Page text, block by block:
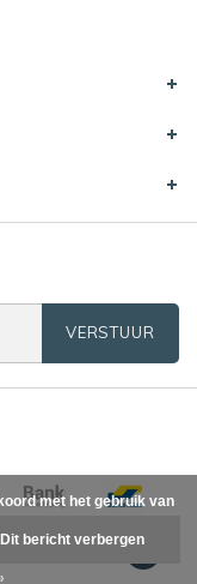
VERSTUUR
met het gebruik van
Dit bericht verbergen